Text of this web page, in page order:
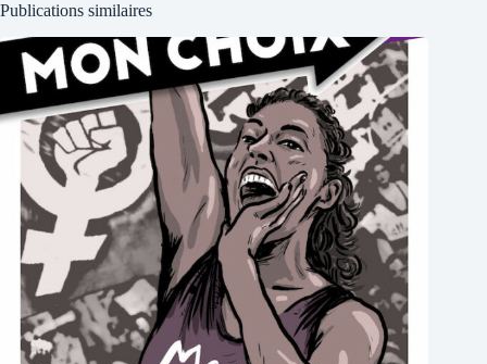
Publications similaires